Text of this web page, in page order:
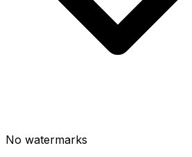
No watermarks